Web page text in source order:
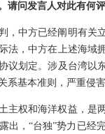
请问发言人对此有何
，中方已经阐明有关
法，中方在上述海域
议划定。涉及台湾
基本准则，严重侵
主权和海洋权益，是
出，“台独”势力已